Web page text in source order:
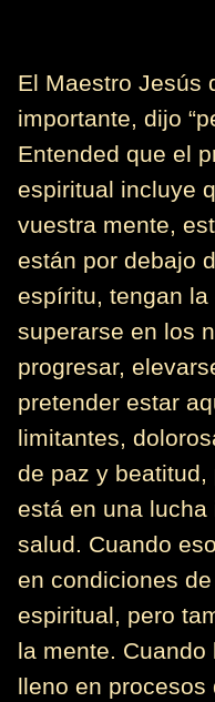
El Maestro Jesús
importante, dijo
Entended que el
espiritual incluye
vuestra mente,
están por debajo
espíritu, tengan
superarse en los
progresar,
pretender estar
limitantes,
de paz y
está en una
salud. Cuando
en condiciones
espiritual, pero
la mente.
lleno en